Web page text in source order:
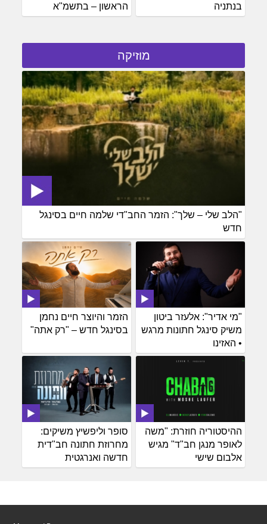
הראשון – בתשמ"א
בנתניה
מוזיקה
"הלב שלי – שלך": הזמר החב"די שלמה חיים בסינגל
חדש
הזמר והיוצר חיים נחמן
בסינגל חדש – "רק אתה"
"מי אדיר": אלעזר ביטון
משיק סינגל חתונות מרגש
• האזינו
סופר וליפשיץ משיקים:
מחרוזת חתונה חב"דית
חדשה ואנרגטית
ההיסטוריה חוזרת: "משה
לאופר מנגן חב"ד" מגיש
אלבום שישי